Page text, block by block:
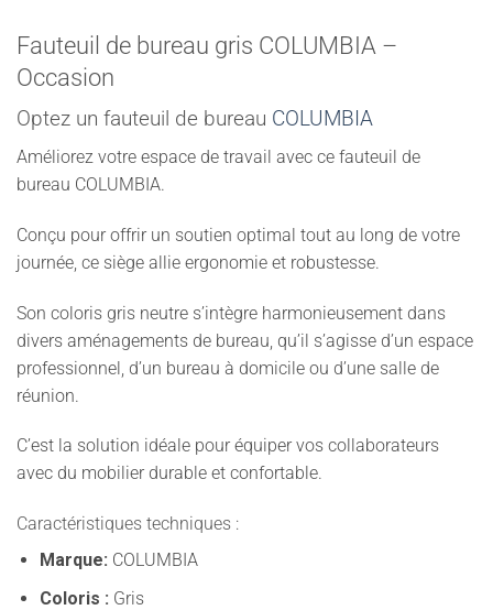
Fauteuil de bureau gris COLUMBIA –
Occasion
Optez un fauteuil de bureau COLUMBIA
Améliorez votre espace de travail avec ce fauteuil de
bureau COLUMBIA.
Conçu pour offrir un soutien optimal tout au long de votre
journée, ce siège allie ergonomie et robustesse.
Son coloris gris neutre s’intègre harmonieusement dans
divers aménagements de bureau, qu’il s’agisse d’un espace
professionnel, d’un bureau à domicile ou d’une salle de
réunion.
C’est la solution idéale pour équiper vos collaborateurs
avec du mobilier durable et confortable.
Caractéristiques techniques :
Marque: COLUMBIA
Coloris : Gris